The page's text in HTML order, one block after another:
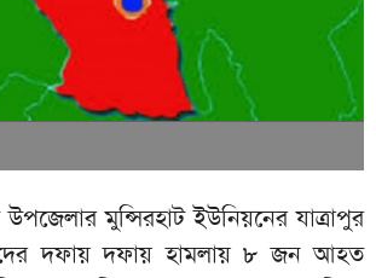
উপজেলার মুন্সিরহাট ইউনিয়নের যাত্রাপুর
দফায় দফায় হামলায় ৮ জন আহত